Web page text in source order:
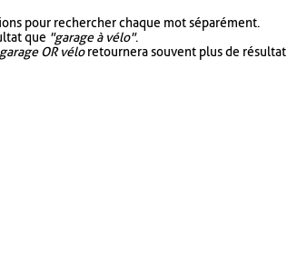
pour rechercher chaque mot séparément.
que "garage à vélo".
garage OR véloretournera souvent plus de résultat